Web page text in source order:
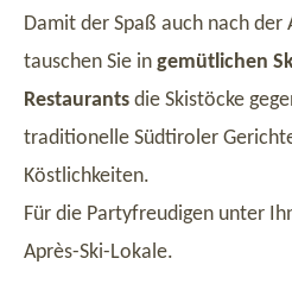
Damit der Spaß auch nach
tauschen Sie in gemütlichen
Restaurants die Skistöcke
traditionelle Südtiroler
Köstlichkeiten.
Für die Partyfreudigen unter
Après-Ski-Lokale.